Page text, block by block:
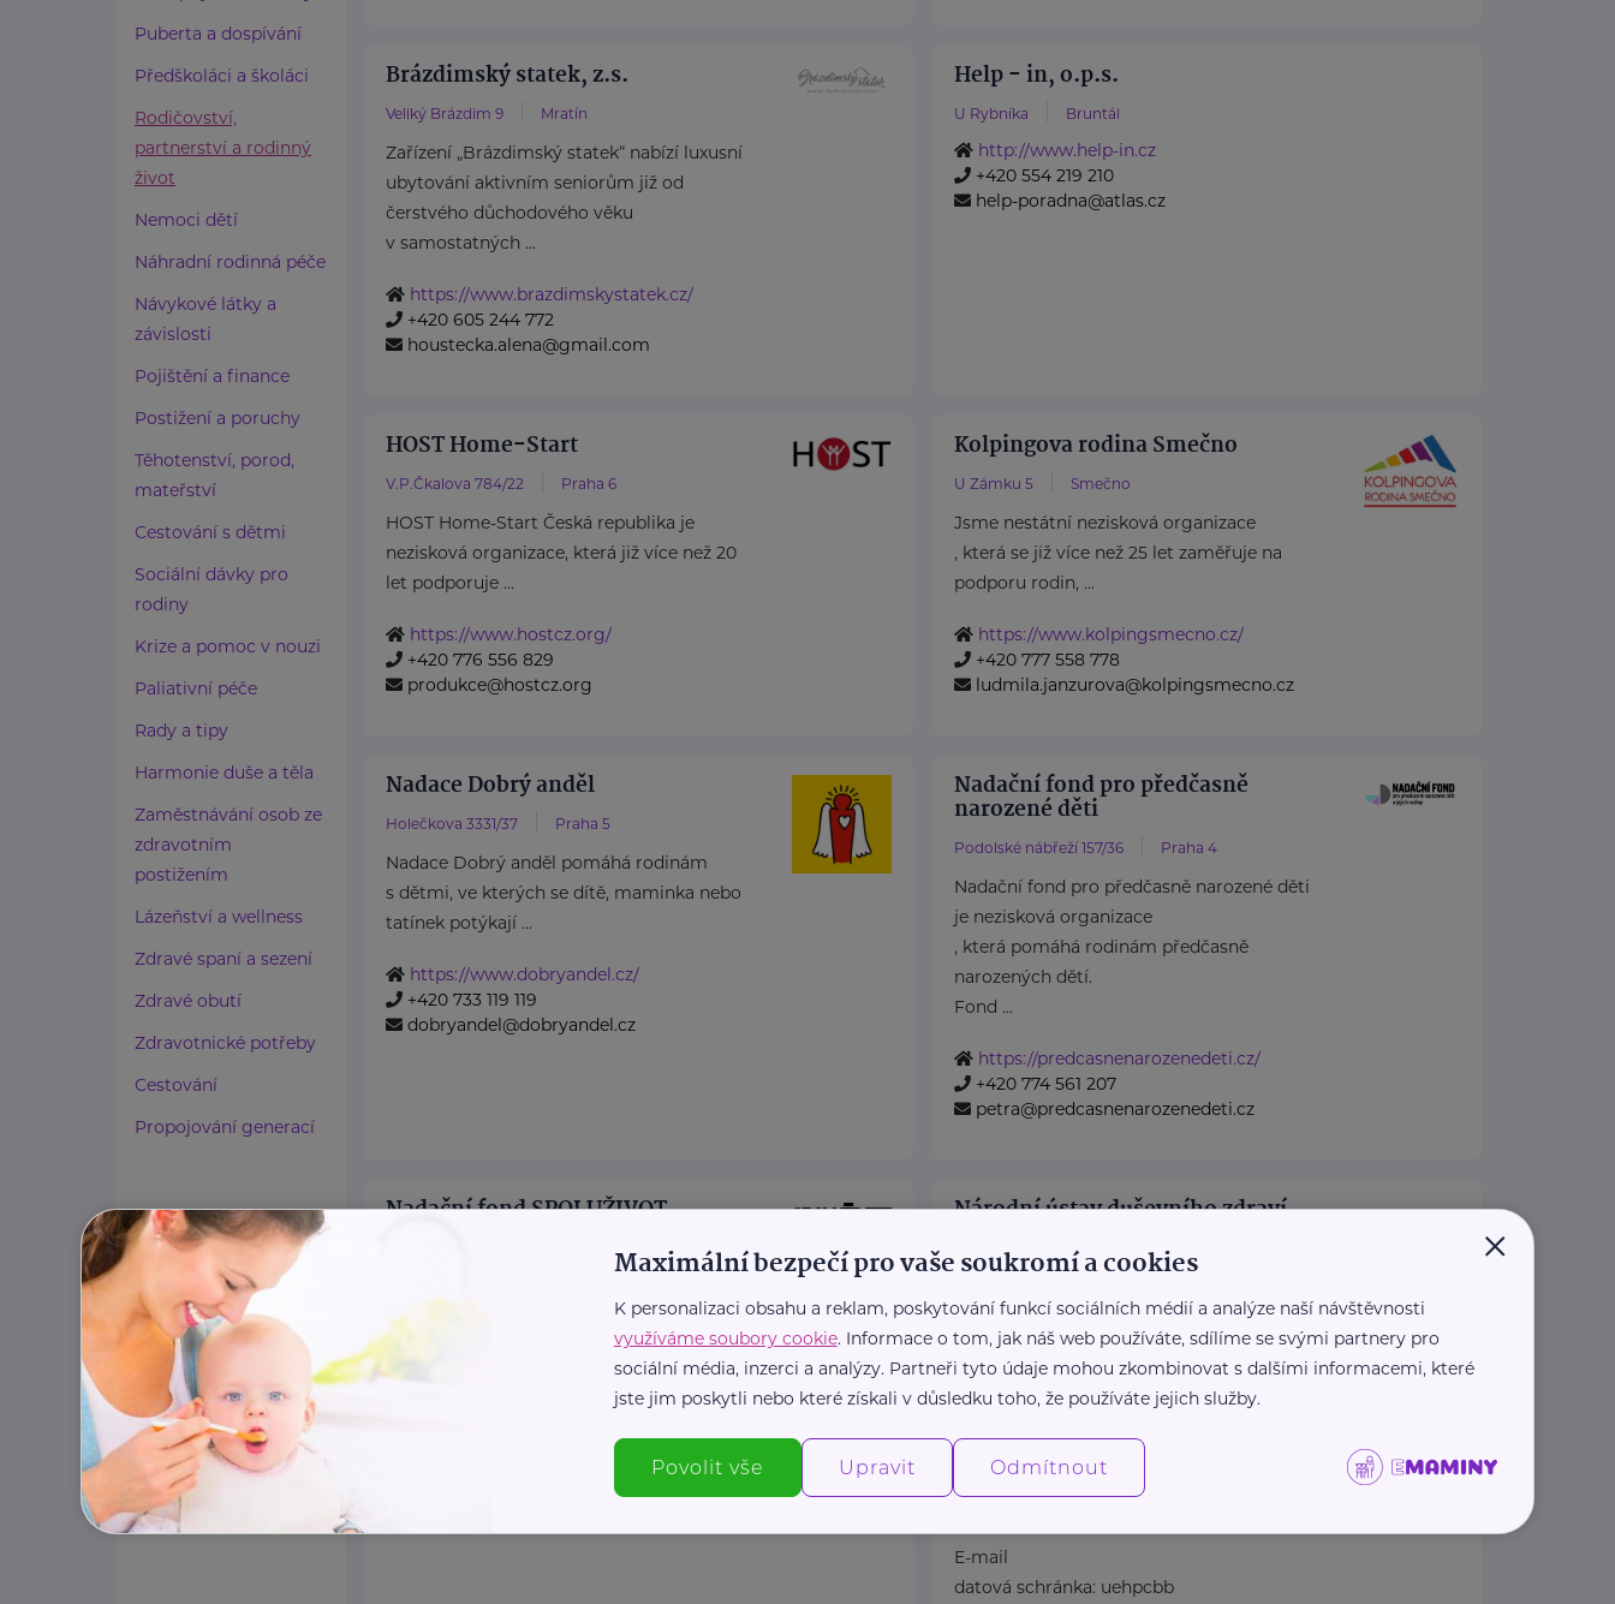
Puberta a dospívání
Předškoláci a školáci
Rodičovství,
partnerství a rodinný
život
Nemoci dětí
Náhradní rodinná péče
Návykové látky a
závislosti
Pojištění a finance
Postižení a poruchy
Těhotenství, porod,
mateřství
Cestování s dětmi
Sociální dávky pro
rodiny
Krize a pomoc v nouzi
Paliativní péče
Rady a tipy
Harmonie duše a těla
Zaměstnávání osob ze
zdravotním
postižením
Lázeňství a wellness
Zdravé spaní a sezení
Zdravé obutí
Zdravotnické potřeby
Cestování
Propojování generací
Brázdimský statek, z.s.
Veliký Brázdim 9 Mratín
Zařízení „Brázdimský statek“ nabízí luxusní
ubytování aktivním seniorům již od
čerstvého důchodového věku
v samostatných ...
https://www.brazdimskystatek.cz/
+420 605 244 772
houstecka.alena@gmail.com
Help - in, o.p.s.
U Rybníka Bruntál
http://www.help-in.cz
+420 554 219 210
help-poradna@atlas.cz
HOST Home-Start
V.P.Čkalova 784/22 Praha 6
HOST Home-Start Česká republika je
nezisková organizace, která již více než 20
let podporuje ...
https://www.hostcz.org/
+420 776 556 829
produkce@hostcz.org
Kolpingova rodina Smečno
U Zámku 5 Smečno
Jsme nestátní nezisková organizace
, která se již více než 25 let zaměřuje na
podporu rodin, ...
https://www.kolpingsmecno.cz/
+420 777 558 778
ludmila.janzurova@kolpingsmecno.cz
Nadace Dobrý anděl
Holečkova 3331/37 Praha 5
Nadace Dobrý anděl pomáhá rodinám
s dětmi, ve kterých se dítě, maminka nebo
tatínek potýkají ...
https://www.dobryandel.cz/
+420 733 119 119
dobryandel@dobryandel.cz
Nadační fond pro předčasně
narozené děti
Podolské nábřeží 157/36 Praha 4
Nadační fond pro předčasně narozené děti
je nezisková organizace
, která pomáhá rodinám předčasně
narozených dětí.
Fond ...
https://predcasnenarozenedeti.cz/
+420 774 561 207
petra@predcasnenarozenedeti.cz
Nadační fond SPOLUŽIVOT
Nadační fond SPOLUŽIVOT propaguje
hostitelskou péči a propojuje děti z
dětských domovů se zájemci ...
Národní ústav duševního zdraví
Klinika (kontakt pro pacienty, objednávání)
Telefon
+420 283 088 244
E-mail
ambulance@nudz.cz
Zdravotní dokumentace
Telefon
E-mail
datová schránka: uehpcbb
×
Maximální bezpečí pro vaše soukromí a cookies
K personalizaci obsahu a reklam, poskytování funkcí sociálních médií a analýze naší návštěvnosti
využíváme soubory cookie. Informace o tom, jak náš web používáte, sdílíme se svými partnery pro
sociální média, inzerci a analýzy. Partneři tyto údaje mohou zkombinovat s dalšími informacemi, které
jste jim poskytli nebo které získali v důsledku toho, že používáte jejich služby.
Povolit vše Upravit Odmítnout